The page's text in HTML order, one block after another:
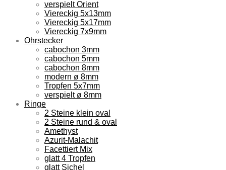
verspielt Orient
Viereckig 5x13mm
Viereckig 5x17mm
Viereckig 7x9mm
Ohrstecker
cabochon 3mm
cabochon 5mm
cabochon 8mm
modern ø 8mm
Tropfen 5x7mm
verspielt ø 8mm
Ringe
2 Steine klein oval
2 Steine rund & oval
Amethyst
Azurit-Malachit
Facettiert Mix
glatt 4 Tropfen
glatt Sichel